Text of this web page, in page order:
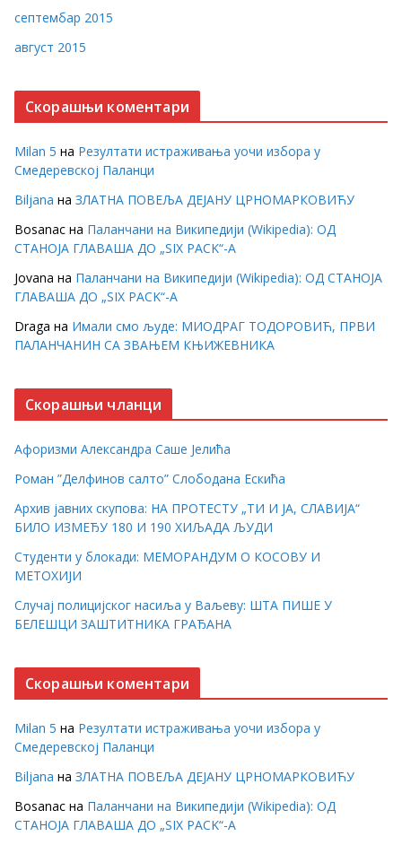
септембар 2015
август 2015
Скорашњи коментари
Milan 5 на Резултати истраживања уочи избора у
Смедеревској Паланци
Biljana на ЗЛАТНА ПОВЕЉА ДЕЈАНУ ЦРНОМАРКОВИЋУ
Bosanac на Паланчани на Википедији (Wikipedia): ОД
СТАНОЈА ГЛАВАША ДО „SIX PACK“-А
Jovana на Паланчани на Википедији (Wikipedia): ОД СТАНОЈА
ГЛАВАША ДО „SIX PACK“-А
Draga на Имали смо људе: МИОДРАГ ТОДОРОВИЋ, ПРВИ
ПАЛАНЧАНИН СА ЗВАЊЕМ КЊИЖЕВНИКА
Скорашњи чланци
Афоризми Александра Саше Јелића
Роман ”Делфинов салто” Слободана Ескића
Архив јавних скупова: НА ПРОТЕСТУ „ТИ И ЈА, СЛАВИЈА“
БИЛО ИЗМЕЂУ 180 И 190 ХИЉАДА ЉУДИ
Студенти у блокади: МЕМОРАНДУМ О КОСОВУ И
МЕТОХИЈИ
Случај полицијског насиља у Ваљеву: ШТА ПИШЕ У
БЕЛЕШЦИ ЗАШТИТНИКА ГРАЂАНА
Скорашњи коментари
Milan 5 на Резултати истраживања уочи избора у
Смедеревској Паланци
Biljana на ЗЛАТНА ПОВЕЉА ДЕЈАНУ ЦРНОМАРКОВИЋУ
Bosanac на Паланчани на Википедији (Wikipedia): ОД
СТАНОЈА ГЛАВАША ДО „SIX PACK“-А